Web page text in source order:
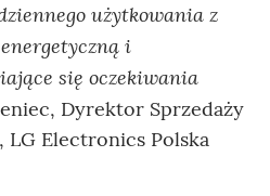
użytkowania z
i
się oczekiwania
Dyrektor Sprzedaży
LG Electronics Polska